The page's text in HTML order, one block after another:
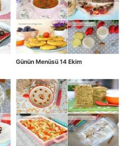
Günün Menüsü 14 Ekim